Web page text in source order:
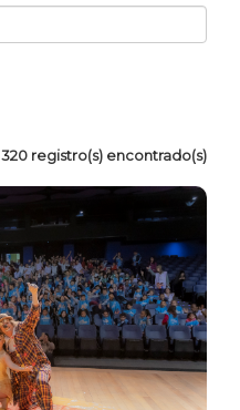
320 registro(s) encontrado(s)